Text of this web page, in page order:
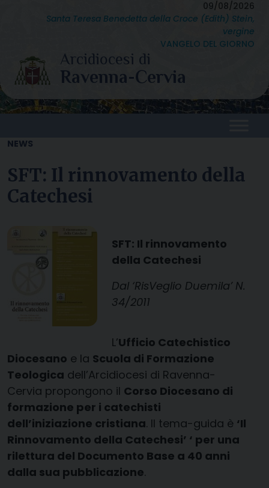
09/08/2026
Santa Teresa Benedetta della Croce (Edith) Stein,
vergine
VANGELO DEL GIORNO
NEWS
SFT: Il rinnovamento della
Catechesi
SFT: Il rinnovamento
della Catechesi
Dal ‘RisVeglio Duemila’ N.
34/2011
L’Ufficio Catechistico
Diocesano e la Scuola di Formazione
Teologica dell’Arcidiocesi di Ravenna-
Cervia propongono il Corso Diocesano di
formazione per i catechisti
dell’iniziazione cristiana. Il tema-guida è ‘Il
Rinnovamento della Catechesi’ ‘ per una
rilettura del Documento Base a 40 anni
dalla sua pubblicazione.